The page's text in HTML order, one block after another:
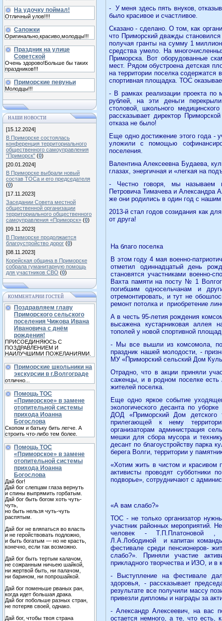
На удочку поймал!
Отличный улов!!!!
Сапожки
Оригинально,красиво,молодцы!!!
Праздник на улице
Советской
Очень здорово!Больше бы таких
праздников!!!
Приморские певуньи
Молодцы!!!
НАШИ НОВОСТИ
[15.12.2024]
В Приморске состоялась
конференция территориального
общественного самоуправления
"Приморск" (0)
[20.01.2024]
В Приморске выбрали новый
состав ТОСа и его председателя
(0)
[17.11.2023]
Заседании Совета местной
общественной организации
территориального общественного
самоуправления «Приморск» (0)
[09.11.2023]
В Приморске продолжается
благоустройство дорог (0)
[08.11.2023]
Корейская община в Приморске
собрала гуманитарную помощь
для участников СВО (0)
КОММЕНТАРИИ ГОСТЕЙ
Поздравляем главу
Приморского сельского
поселения Чижова Ивана
Ивановича с днём
рождения!
ПРИСОЕДИНЯЮСЬ С
ПОЗДРАВЛЕНИЕМ И
НАИЛУЧШИМИ ПОЖЕЛАНИЯМИ.
Приморские школьники на
экскурсии в г.Волгограде
отлично...
Помощь ТОС
«Приморское» в замене
отопительной системы
прихода Иоанна
Богослова
Скопом и батьку бить легче. А
строить что-либо тем более.
Помощь ТОС
«Приморское» в замене
отопительной системы
прихода Иоанна
Богослова
Дай бог!
Дай бог слепцам глаза вернуть
и спины выпрямить горбатым.
Дай бог быть богом хоть чуть-
чуть,
но быть нельзя чуть-чуть
распятым.
Дай бог не вляпаться во власть
и не геройствовать подложно,
и быть богатым — но не красть,
конечно, если так возможно.
Дай бог быть тертым калачом,
не сожранным ничьею шайкой,
ни жертвой быть, ни палачом,
ни барином, ни попрошайкой.
Дай бог поменьше рваных ран,
когда идет большая драка.
Дай бог побольше разных стран,
не потеряв своей, однако.
Дай бог, чтобы твоя страна
- У меня здесь пять внуков,
было красивое и счастливое.
Сказано - сделано. О том, как
что Приморский дважды
получая гранты на сумму 1
средства умело. На
Приморска. Вот оборудованные
мест. Рядом обустроена детская
на территории поселка содержатся
спортивная площадка. ТОС
- В рамках реализации проекта
рублей, на эти деньги
столовой, школьного
рассказывает директор
отказа не было!
Еще одно достижение этого года -
уложили с помощью
поселения.
Валентина Алексеевна Будаева,
глазах, энергичная и «легкая на
- Честно говоря, мы называем
Петровича Тимачева и Александра
же они родились в один год с
2013-й стал годов созидания как
от друга!
На благо поселка
В этом году 4 мая военно-
отметил одиннадцатый день
становятся участниками военно-
Вахта памяти на посту № 1
погибшим односельчанам и
отремонтировать, и тут не
ремонт потолка и приобретение
А в честь 95-летия рождения
высажена кустарниковая аллея
тополей у новой спортивной
- Мы все вышли из комсомола,
праздник нашей молодости, -
МУ «Приморский сельский Дом
Отрадно, что в акции приняли
саженцы, и в родном поселке
жителей поселка.
Еще одно яркое событие
экологического десанта по
ДОД «Приморский Дом детского
прилегающей к нему
организаторам администрация
мешки для сбора мусора и
десант по благоустройству парка
берега Волги, территории у
«Хотим жить в чистом и красивом
активисты проводят субботники
подворье», сотрудничают с
«А вам слабо?»
ТОС - не только организатор
участник районных мероприятий.
человек - Т.П.Платоновой ,
Л.А.Лободиной
и капитан
фестивале среди пенсионеров-
слабо?». Приняли участие
прикладного творчества и ИЗО, и в
- Выступление на фестивале
здоровья, - рассказывает
результате все получили массу
привезли дипломы и награды за
- Александр Алексеевич, на вас
остается немного, а те, что